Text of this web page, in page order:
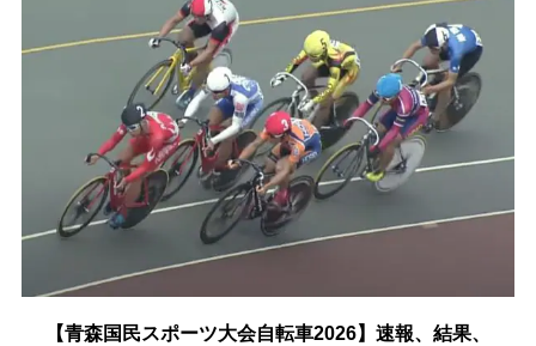
【青森国民スポーツ大会自転車2026】速報、結果、